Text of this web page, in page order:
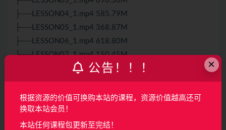
├──LESSON04_1.mp4 585.79M
├──LESSON05_1.mp4 368.87M
├──LESSON06_1.mp4 618.80M
├──LESSON07_1.mp4 150.45M
├──LESSON07_2.mp4 395.48M
├──LESSON08_1.mp4 647.22M
├──LESSON09_1.mp4 566.13M
├──LESSON10_1.mp4 466.45M
├──LESSON11_1.mp4 599.58M
×
公告！！！
根据资源的价值可换购本站的课程，资源价值越高还可
换取本站会员！
本站任何课程包更新至完结！